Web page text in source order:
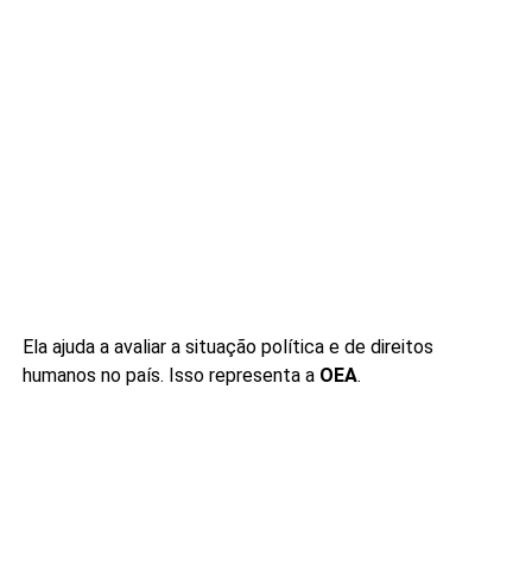
Ela ajuda a avaliar a situação política e de direitos
humanos no país. Isso representa a OEA.